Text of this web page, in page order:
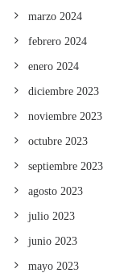
marzo 2024
febrero 2024
enero 2024
diciembre 2023
noviembre 2023
octubre 2023
septiembre 2023
agosto 2023
julio 2023
junio 2023
mayo 2023